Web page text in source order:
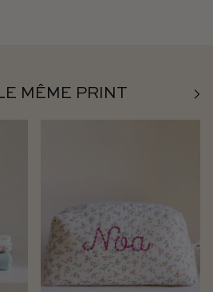
MÊME PRINT